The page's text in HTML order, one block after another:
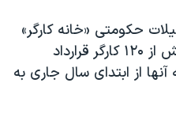
حکومتی «خانه کارگر»
نوشته است که این شرکت، بیش از ۱۲۰ کارگر قرارداد
از ابتدای سال جاری به